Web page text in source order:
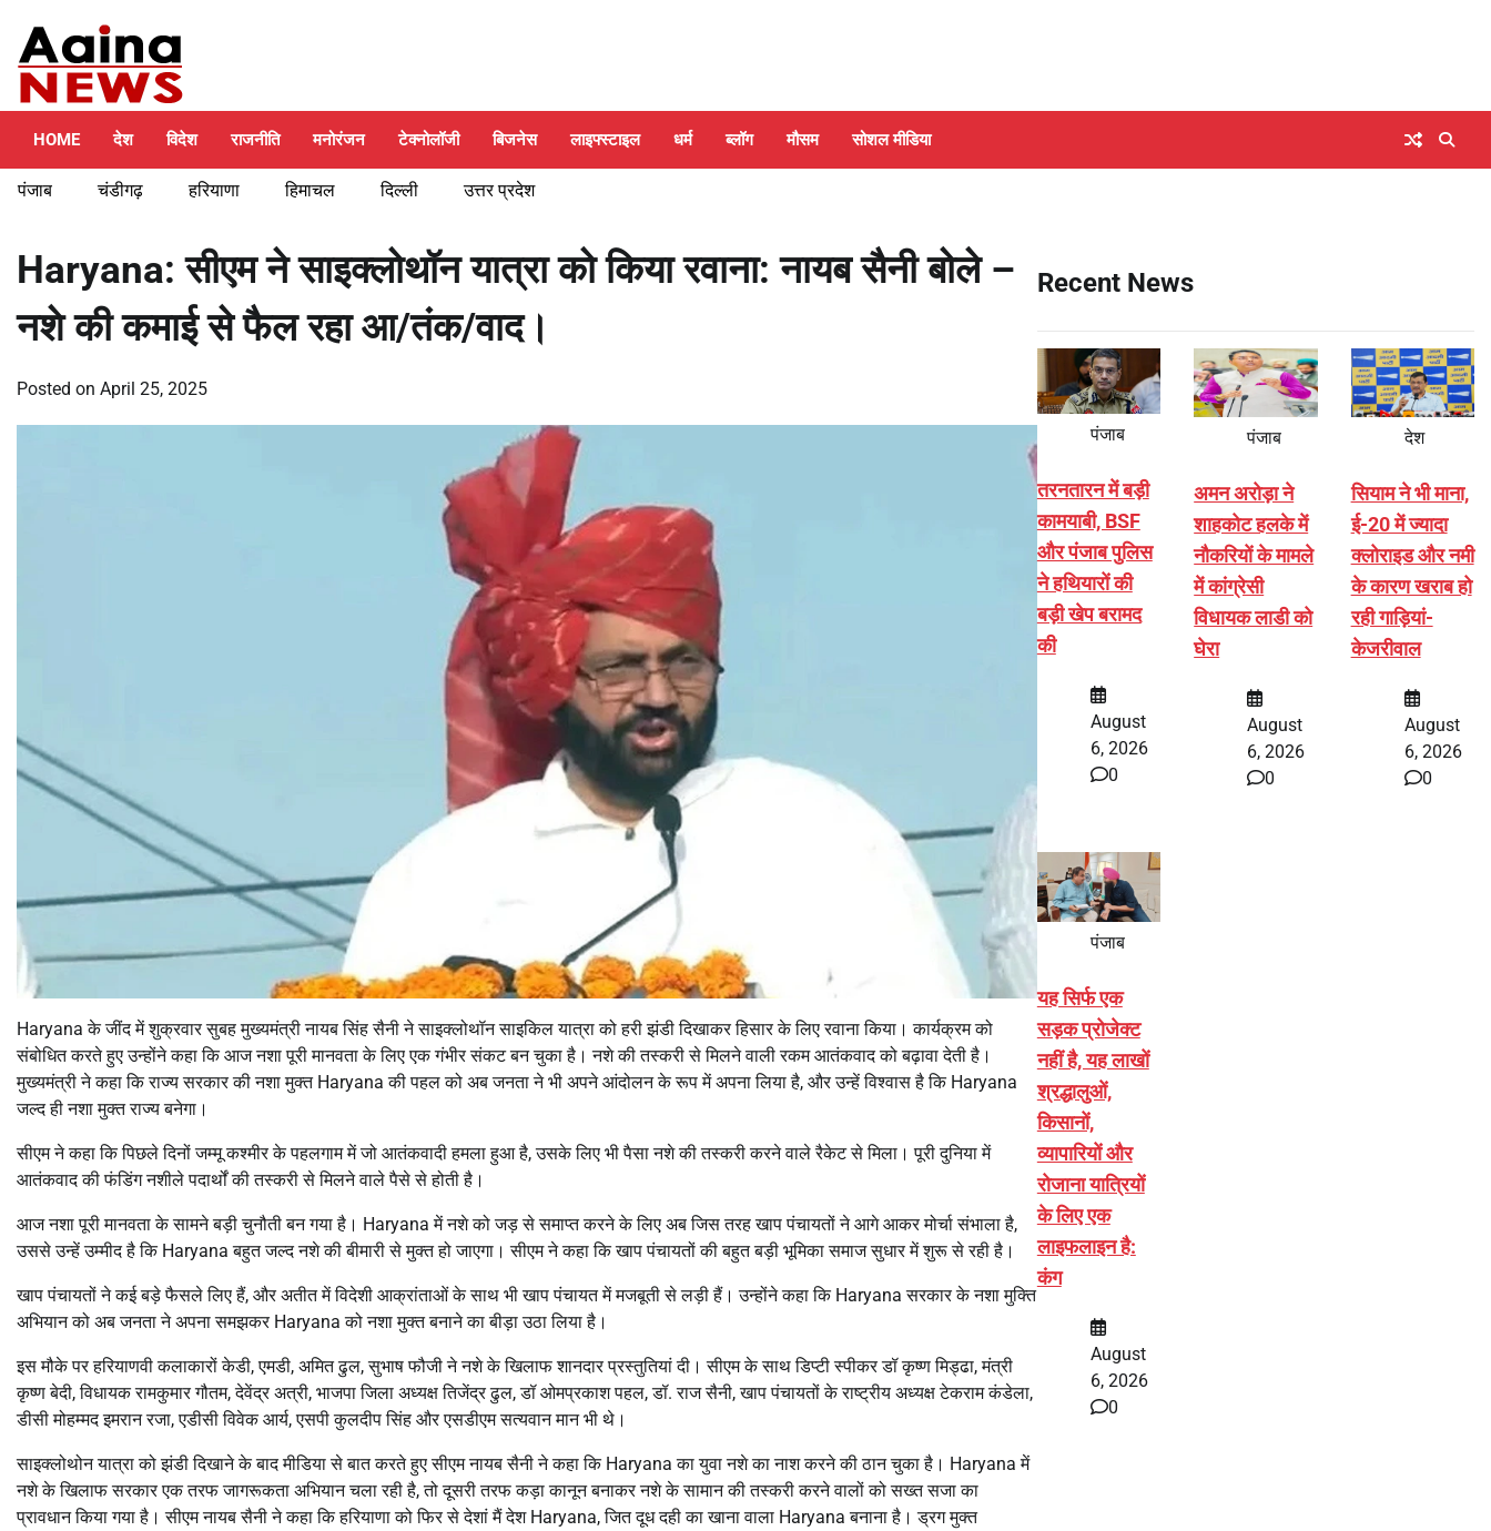
content
HOME देश विदेश राजनीति मनोरंजन टेक्नोलॉजी बिजनेस लाइफ्स्टाइल धर्म ब्लॉग मौसम सोशल मीडिया
पंजाब चंडीगढ़ हरियाणा हिमाचल दिल्ली उत्तर प्रदेश
Haryana: सीएम ने साइक्लोथॉन यात्रा को किया रवाना: नायब सैनी बोले –
नशे की कमाई से फैल रहा आ/तंक/वाद।
Posted on April 25, 2025
Haryana के जींद में शुक्रवार सुबह मुख्यमंत्री नायब सिंह सैनी ने साइक्लोथॉन साइकिल यात्रा को हरी झंडी दिखाकर हिसार के लिए रवाना किया। कार्यक्रम को
संबोधित करते हुए उन्होंने कहा कि आज नशा पूरी मानवता के लिए एक गंभीर संकट बन चुका है। नशे की तस्करी से मिलने वाली रकम आतंकवाद को बढ़ावा देती है।
मुख्यमंत्री ने कहा कि राज्य सरकार की नशा मुक्त Haryana की पहल को अब जनता ने भी अपने आंदोलन के रूप में अपना लिया है, और उन्हें विश्वास है कि Haryana
जल्द ही नशा मुक्त राज्य बनेगा।
सीएम ने कहा कि पिछले दिनों जम्मू कश्मीर के पहलगाम में जो आतंकवादी हमला हुआ है, उसके लिए भी पैसा नशे की तस्करी करने वाले रैकेट से मिला। पूरी दुनिया में
आतंकवाद की फंडिंग नशीले पदार्थों की तस्करी से मिलने वाले पैसे से होती है।
आज नशा पूरी मानवता के सामने बड़ी चुनौती बन गया है। Haryana में नशे को जड़ से समाप्त करने के लिए अब जिस तरह खाप पंचायतों ने आगे आकर मोर्चा संभाला है,
उससे उन्हें उम्मीद है कि Haryana बहुत जल्द नशे की बीमारी से मुक्त हो जाएगा। सीएम ने कहा कि खाप पंचायतों की बहुत बड़ी भूमिका समाज सुधार में शुरू से रही है।
खाप पंचायतों ने कई बड़े फैसले लिए हैं, और अतीत में विदेशी आक्रांताओं के साथ भी खाप पंचायत में मजबूती से लड़ी हैं। उन्होंने कहा कि Haryana सरकार के नशा मुक्ति
अभियान को अब जनता ने अपना समझकर Haryana को नशा मुक्त बनाने का बीड़ा उठा लिया है।
इस मौके पर हरियाणवी कलाकारों केडी, एमडी, अमित ढुल, सुभाष फौजी ने नशे के खिलाफ शानदार प्रस्तुतियां दी। सीएम के साथ डिप्टी स्पीकर डॉ कृष्ण मिड्ढा, मंत्री
कृष्ण बेदी, विधायक रामकुमार गौतम, देवेंद्र अत्री, भाजपा जिला अध्यक्ष तिजेंद्र ढुल, डॉ ओमप्रकाश पहल, डॉ. राज सैनी, खाप पंचायतों के राष्ट्रीय अध्यक्ष टेकराम कंडेला,
डीसी मोहम्मद इमरान रजा, एडीसी विवेक आर्य, एसपी कुलदीप सिंह और एसडीएम सत्यवान मान भी थे।
साइक्लोथोन यात्रा को झंडी दिखाने के बाद मीडिया से बात करते हुए सीएम नायब सैनी ने कहा कि Haryana का युवा नशे का नाश करने की ठान चुका है। Haryana में
नशे के खिलाफ सरकार एक तरफ जागरूकता अभियान चला रही है, तो दूसरी तरफ कड़ा कानून बनाकर नशे के सामान की तस्करी करने वालों को सख्त सजा का
प्रावधान किया गया है। सीएम नायब सैनी ने कहा कि हरियाणा को फिर से देशां मैं देश Haryana, जित दूध दही का खाना वाला Haryana बनाना है। ड्रग मुक्त
Recent News
पंजाब
तरनतारन में बड़ी
कामयाबी, BSF
और पंजाब पुलिस
ने हथियारों की
बड़ी खेप बरामद
की
August
6, 2026
0
पंजाब
अमन अरोड़ा ने
शाहकोट हलके में
नौकरियों के मामले
में कांग्रेसी
विधायक लाडी को
घेरा
August
6, 2026
0
देश
सियाम ने भी माना,
ई-20 में ज्यादा
क्लोराइड और नमी
के कारण खराब हो
रही गाड़ियां-
केजरीवाल
August
6, 2026
0
पंजाब
यह सिर्फ एक
सड़क प्रोजेक्ट
नहीं है, यह लाखों
श्रद्धालुओं,
किसानों,
व्यापारियों और
रोजाना यात्रियों
के लिए एक
लाइफलाइन है:
कंग
August
6, 2026
0